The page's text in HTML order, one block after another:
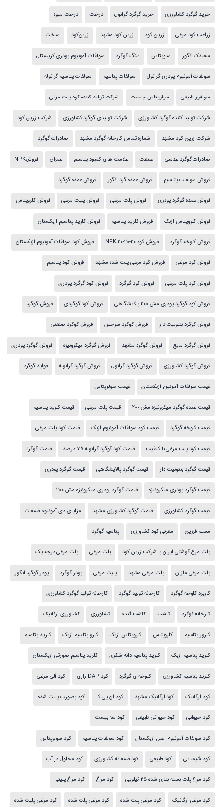
خرید گوگرد کشاورزی خرید گوگرد گرانول درخت درخت میوه
زراعت کود مرغی زرین کود زرین کود مشهد زرین‌کود ساخت
سفیدک انگور سلوپتاس سنگ گوگرد سولفات آمونیوم پودری کریستال
سولفات آمونیوم پودری گرانول سولفات پتاسیم سولفات پتاسیم گرانوله
سولفور طبیعی سولوپتاس چیست شرکت تولید کننده کود پلت مرغی
شرکت تولید کننده گوگرد کشاورزی شرکت تولیدی گوگرد کشاورزی شرکت زرین کود
شرکت زرین کود مشهد شماره تماس کارخانه گوگرد مشهد صادرات گوگرد
صادرات گوگرد عدسی صنعت علامت های کمبود پتاسیم عمران فروشNPK
فروش سولفات پتاسیم فروش عمده گرد انگور فروش عمده گوگرد
فروش عمده گوگرد پودری فروش پلت مرغی فروش پلیت مرغی فروش کلروپتاس
فروش کلروپتاس ازبک فروش کلرید پتاسیم فروش کلرید پتاسیم ازبکستان
فروش کلوخه گوگرد فروش کود NPK 20-20-20 فروش کود سولفات آمونیوم ازبکستان
فروش کود مرغی فروش کود مرغی پلت شده مشهد فروش کود پتاسیم
فروش کود پلت مرغی فروش کود گوگرد فروش کود گوگرد پودری
فروش کود گوگرد پودری مش 200 پالایشگاهی فروش کود گوگردی فروش گوگرد
فروش گوگرد بنتونیت دار فروش گوگرد سرخس فروش گوگرد صنعتی
فروش گوگرد مایع فروش گوگرد مشهد فروش گوگرد میکرونیزه فروش گوگرد پودری
فروش گوگرد کشاورزی فروش گوگرد گرانول فروش گوگرد گرانوله فواید گوگرد
قیمت سولفات آمونیوم ازبکستان قیمت سولوپتاس
قیمت عمده گوگرد میکرونیزه مش 200 قیمت پلت مرغی قیمت کلرید پتاسیم
قیمت کلوخه گوگرد قیمت کود سولفات آمونیوم ازبک قیمت کود پلت مرغی
قیمت کود پلت مرغی با کیفیت قیمت کود گوگرد گرانوله 75 درصد قیمت گوگرد
قیمت گوگرد بنتونیت دار قیمت گوگرد پالایشگاهی قیمت گوگرد پودری
قیمت گوگرد پودری میکرونیزه قیمت گوگرد پودری میکرونیزه مش 200
قیمت گوگرد کشاورزی قیمت گوگرد کشاورزی مشهد مزایای دی آمونیوم فسفات
مسلم فرزین معرفی کود کشاورزی پتاسیم گوگرد
پلت مرغ گوشتی ایران با شرکت زرین کود پلت مرغی پلت مرغی درجه یک
پلت مرغی ماژان پلت مرغی مشهد پلیت مرغی پودر گوگرد پودر گوگرد انگور
کاربرد کلوخه گوگرد کارخانه تولید گوگرد کارخانه تولید گوگرد کشاورزی
کارخانه گوگرد کاشت کاشت گندم کشاورزی کشاورزی ارگانیک
کلرور پتاسیم کلروپتاس کلروپتاس ازبک کلرو پتاسیم ازبک کلرید پتاسیم
کلرید پتاسیم ازبک کلرید پتاسیم دانه شکری کلرید پتاسیم صورتی ازبکستان
کلرید پتاسیم کشاورزی کلوخه ی گوگرد کود DAP رازی کود آلی مرغی
کود ارگانیک کود ارگانیک مشهد کود ان پی کا کود بصورت پلیت شده
کود حیوانی کود حیوانی طبیعی کود سه بیست
کود سولفات آمونیوم اصل ازبکستان کود سولفات پتاسیم کود سولوپتاس
کود شیمیایی کود طبیعی کود فسفاته کشاورزی کود محلول در آب
کود مرع پلت بسته بندی شده 25 کیلویی کود مرغ کود مرغ پلیتی
کود مرغی ارگانیک کود مرغی پلت-شده کود مرغی پلت شده کود مرغی پلیت شده